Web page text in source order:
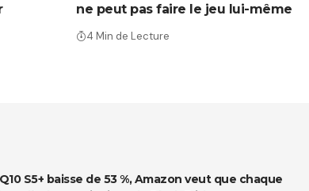
ne peut pas faire le jeu lui-même
4 Min de Lecture
S5+ baisse de 53 %, Amazon veut que chaque